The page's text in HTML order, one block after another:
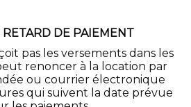
RETARD DE PAIEMENT
pas les versements dans les
renoncer à la location par
ou courrier électronique
qui suivent la date prévue